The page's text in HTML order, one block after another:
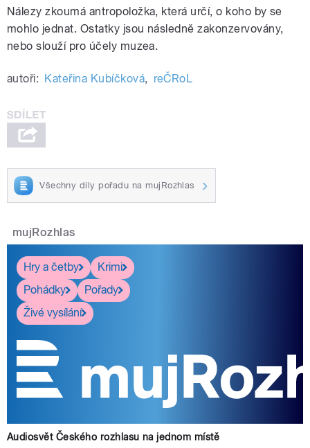
Nálezy zkoumá antropoložka, která určí, o koho by se
mohlo jednat. Ostatky jsou následně zakonzervovány,
nebo slouží pro účely muzea.
autoři: Kateřina Kubíčková, reČRoL
Všechny díly pořadu na mujRozhlas
mujRozhlas
Hry a četby
Krimi
Pohádky
Pořady
Živé vysílání
Audiosvět Českého rozhlasu na jednom místě